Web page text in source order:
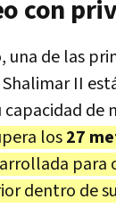
con
una de las
II
de
los27
para
dentro de